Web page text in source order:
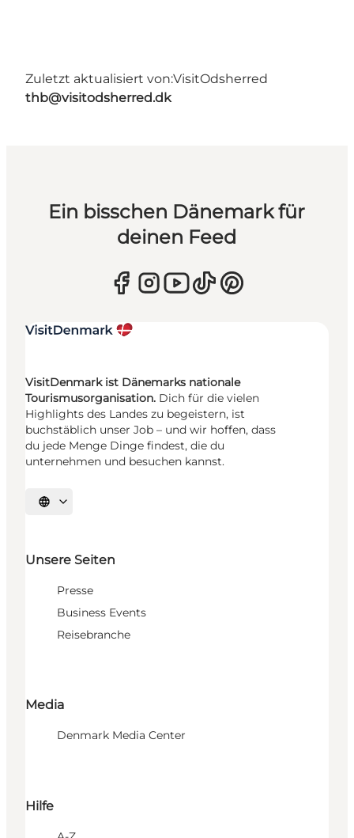
Zuletzt aktualisiert von:VisitOdsherred
thb@visitodsherred.dk
Ein bisschen Dänemark für
deinen Feed
VisitDenmark ist Dänemarks nationale
Tourismusorganisation. Dich für die vielen
Highlights des Landes zu begeistern, ist
buchstäblich unser Job – und wir hoffen, dass
du jede Menge Dinge findest, die du
unternehmen und besuchen kannst.
Sprache auswählen
Unsere Seiten
Presse
Business Events
Reisebranche
Media
Denmark Media Center
Hilfe